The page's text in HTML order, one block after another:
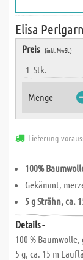
Elisa
Preis (inkl. MwSt.)
1 Stk.
Menge
Lieferung
100%
Gekämmt,
5 g Strähn, ca.
Details -
100 %
5 g, ca. 15 m